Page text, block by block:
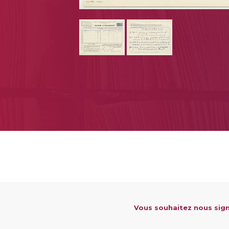
Vous souhaitez nous